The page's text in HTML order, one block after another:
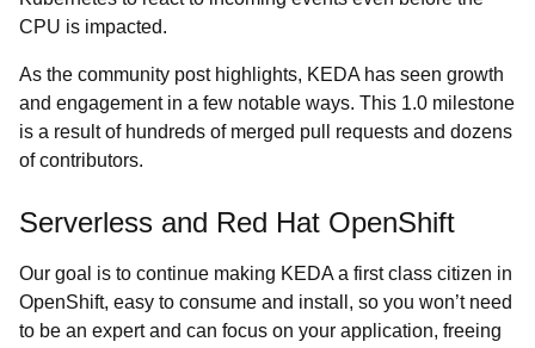
CPU is impacted.
As the community post highlights, KEDA has seen growth
and engagement in a few notable ways. This 1.0 milestone
is a result of hundreds of merged pull requests and dozens
of contributors.
Serverless and Red Hat OpenShift
Our goal is to continue making KEDA a first class citizen in
OpenShift, easy to consume and install, so you won’t need
to be an expert and can focus on your application, freeing